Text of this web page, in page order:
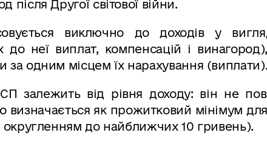
після Другої світової війни.
виключно до доходів у
до неї виплат, компенсацій і
за одним місцем їх нарахування (виплати).
залежить від рівня доходу: він не
визначається як прожитковий мінімум
округленням до найближчих 10 гривень).